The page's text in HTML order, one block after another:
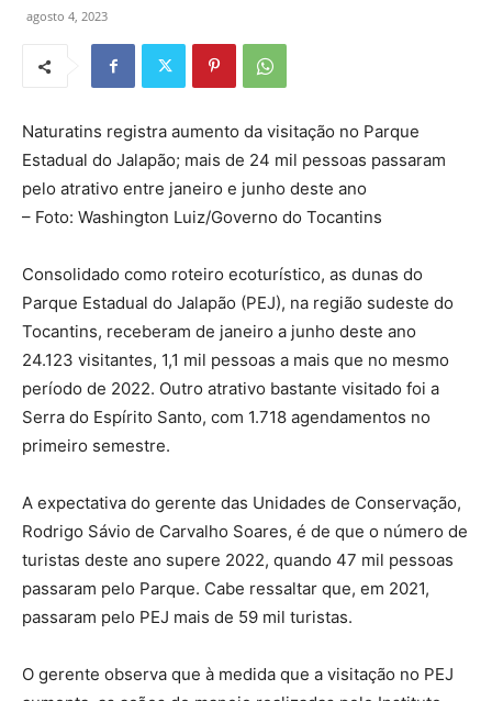
agosto 4, 2023
Naturatins registra aumento da visitação no Parque
Estadual do Jalapão; mais de 24 mil pessoas passaram
pelo atrativo entre janeiro e junho deste ano
– Foto: Washington Luiz/Governo do Tocantins
Consolidado como roteiro ecoturístico, as dunas do
Parque Estadual do Jalapão (PEJ), na região sudeste do
Tocantins, receberam de janeiro a junho deste ano
24.123 visitantes, 1,1 mil pessoas a mais que no mesmo
período de 2022. Outro atrativo bastante visitado foi a
Serra do Espírito Santo, com 1.718 agendamentos no
primeiro semestre.
A expectativa do gerente das Unidades de Conservação,
Rodrigo Sávio de Carvalho Soares, é de que o número de
turistas deste ano supere 2022, quando 47 mil pessoas
passaram pelo Parque. Cabe ressaltar que, em 2021,
passaram pelo PEJ mais de 59 mil turistas.
O gerente observa que à medida que a visitação no PEJ